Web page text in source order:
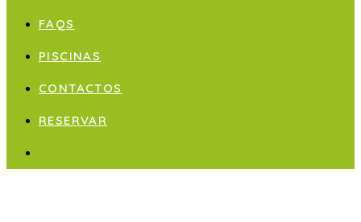
FAQS
PISCINAS
CONTACTOS
RESERVAR